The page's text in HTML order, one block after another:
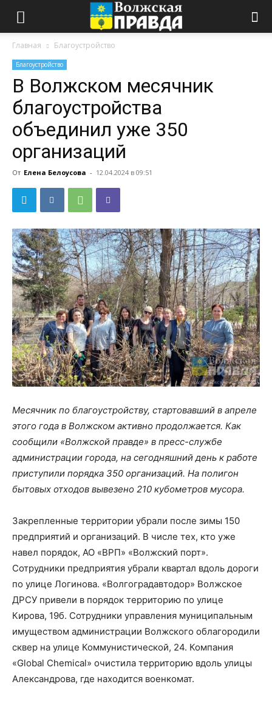
Главная Благоустройство
Благоустройство
В Волжском месячник
благоустройства
объединил уже 350
организаций
От Елена Белоусова - 12.04.2024 в 09:51
Месячник по благоустройству, стартовавший в апреле
этого года в Волжском активно продолжается. Как
сообщили «Волжской правде» в пресс-службе
администрации города, на сегодняшний день к работе
приступили порядка 350 организаций. На полигон
бытовых отходов вывезено 210 кубометров мусора.
Закрепленные территории убрали после зимы 150
предприятий и организаций. В числе тех, кто уже
навел порядок, АО «ВРП» «Волжский порт».
Сотрудники предприятия убрали квартал вдоль дороги
по улице Логинова. «Волгоградавтодор» Волжское
ДРСУ привели в порядок территорию по улице
Кирова, 19б. Сотрудники управления муниципальным
имуществом администрации Волжского облагородили
сквер на улице Коммунистической, 24. Компания
«Global Chemical» очистила территорию вдоль улицы
Александрова, где находится военкомат.